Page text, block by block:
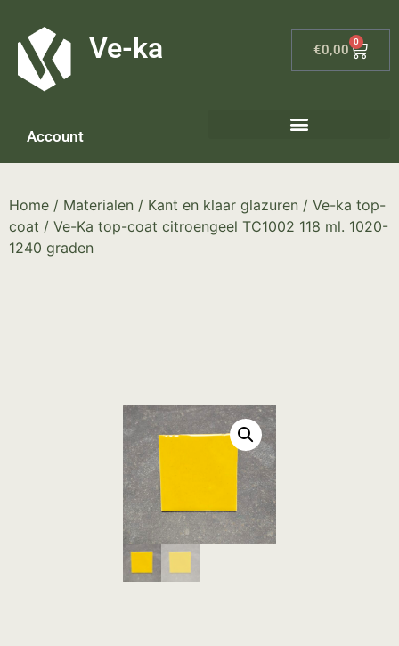
Ve-ka €0,00
0
Account
Home / Materialen / Kant en klaar glazuren / Ve-ka top-
coat / Ve-Ka top-coat citroengeel TC1002 118 ml. 1020-
1240 graden